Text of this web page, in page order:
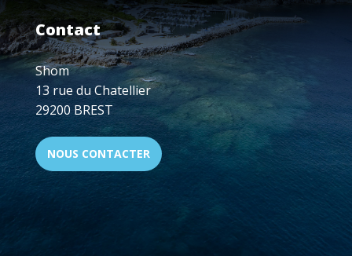
Contact
Shom
13 rue du Chatellier
29200 BREST
NOUS CONTACTER